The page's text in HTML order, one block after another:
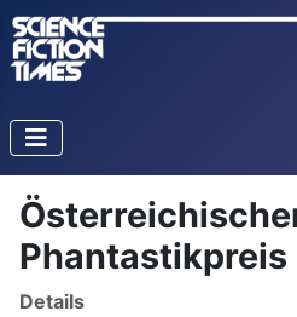
Phantastikpreis
Details